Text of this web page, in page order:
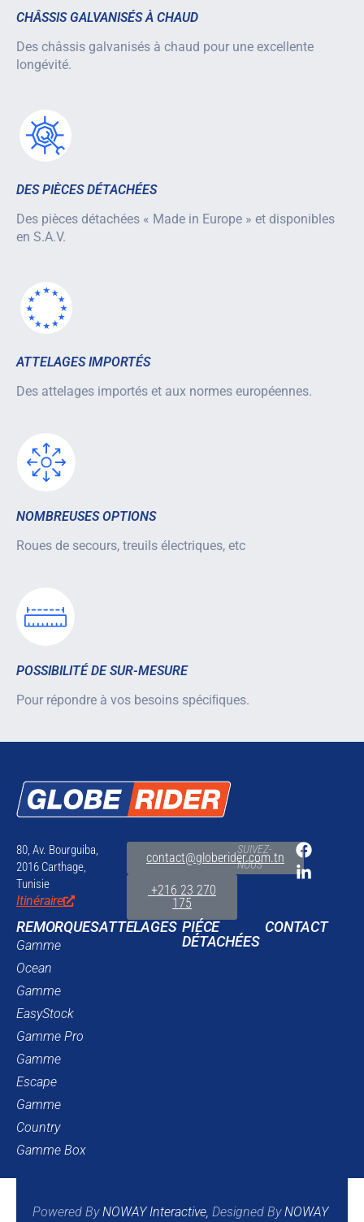
CHÂSSIS GALVANISÉS À CHAUD
Des châssis galvanisés à chaud pour une excellente
longévité.
DES PIÈCES DÉTACHÉES
Des pièces détachées « Made in Europe » et disponibles
en S.A.V.
ATTELAGES IMPORTÉS
Des attelages importés et aux normes européennes.
NOMBREUSES OPTIONS
Roues de secours, treuils électriques, etc
POSSIBILITÉ DE SUR-MESURE
Pour répondre à vos besoins spéciﬁques.
80, Av. Bourguiba,
2016 Carthage,
Tunisie
Itinéraire
contact@globerider.com.tn
+216 23 270
175
SUIVEZ-
NOUS
REMORQUES
Gamme
Ocean
Gamme
EasyStock
Gamme Pro
Gamme
Escape
Gamme
Country
Gamme Box
ATTELAGES PIÉCE
DÉTACHÉES
CONTACT
Powered ByNOWAY Interactive, Designed ByNOWAY